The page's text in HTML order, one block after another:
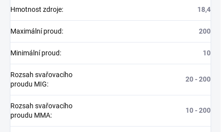
Hmotnost zdroje: 18,4
Maximální proud: 200
Minimální proud: 10
Rozsah svařovacího
proudu MIG:
20 - 200
Rozsah svařovacího
proudu MMA:
10 - 200